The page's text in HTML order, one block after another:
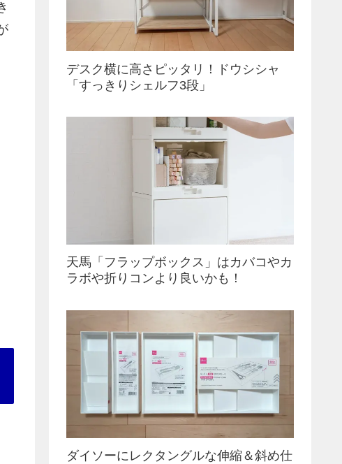
デスク横に高さピッタリ！ドウシシャ
「すっきりシェルフ3段」
天馬「フラップボックス」はカバコやカ
ラボや折りコンより良いかも！
ダイソーにレクタングルな伸縮＆斜め仕